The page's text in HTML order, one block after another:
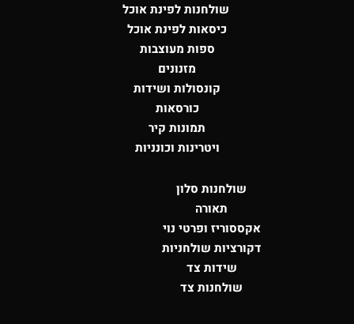
שולחנות לפינת אוכל
כיסאות לפינת אוכל
ספות מעוצבות
מזנונים
קונסולות ושידות
כורסאות
תמונות קיר
ויטרינות וכונניות
שולחנות סלון
תאורה
אקססוריז ופרטי נוי
דקורציות שולחניות
שידות צד
שולחנות צד